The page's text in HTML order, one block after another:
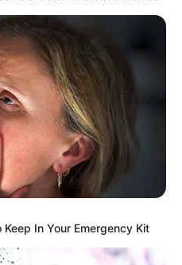
Lagoon Cast? See
In Your Emergency Kit